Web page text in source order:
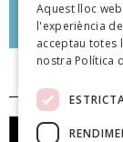
Maite Brazales
poeteca.cat
Aquest lloc
l'experiència
acceptau totes
nostra Política